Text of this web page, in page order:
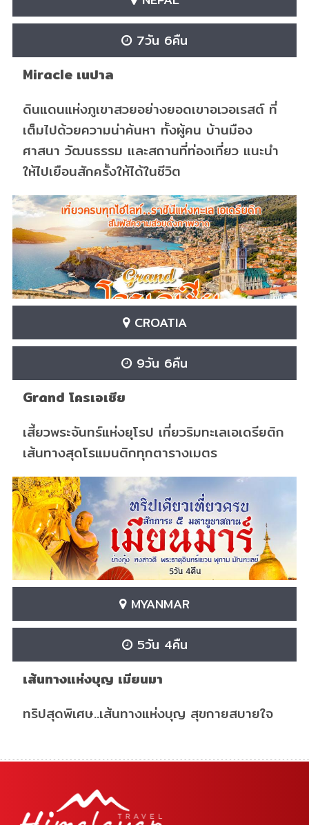
7วัน 6คืน
Miracle เนปาล
ดินแดนแห่งภูเขาสวยอย่างยอดเขาอเวอเรสต์ ที่
เต็มไปด้วยความน่าค้นหา ทั้งผู้คน บ้านมือง
ศาสนา วัฒนธรรม และสถานที่ท่องเที่ยว แนะนำ
ให้ไปเยือนสักครั้งให้ได้ในชีวิต
CROATIA
9วัน 6คืน
Grand โครเอเชีย
เสี้ยวพระจันทร์แห่งยุโรป เที่ยวริมทะเลเอเดรียติก
เส้นทางสุดโรแมนติกทุกตารางเมตร
MYANMAR
5วัน 4คืน
เส้นทางแห่งบุญ เมียนมา
ทริปสุดพิเศษ..เส้นทางแห่งบุญ สุขกายสบายใจ